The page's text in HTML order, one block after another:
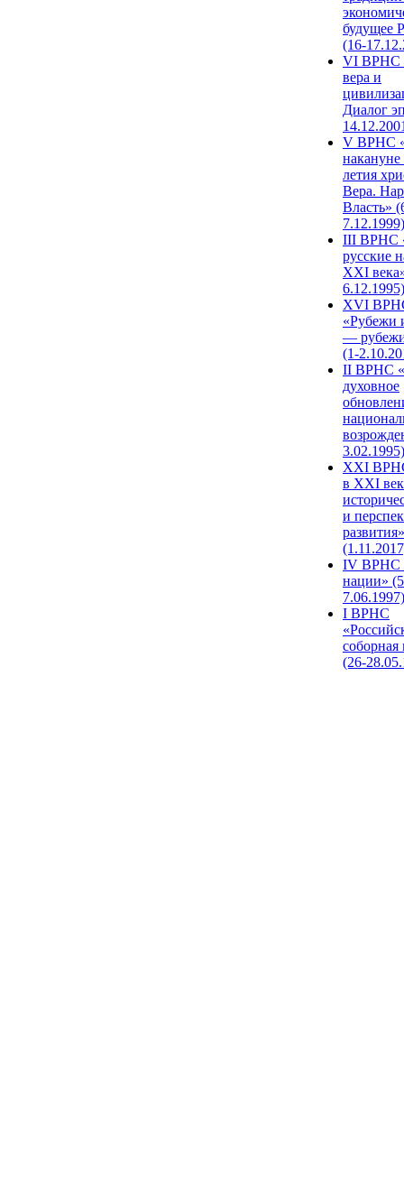
будущее
(16-
VI ВРНС
вера и
Диалог
V ВРНС
накануне
летия
Вера.
Власть»
7.12.1999)
III ВРНС
русские
XXI
6.12.1995)
XVI
«Рубежи
—
(1-
II ВРНС
духовное
3.02.1995)
XХI
в XXI
и
развития»
IV ВРНС
нации»
7.06.1997)
I ВРНС
(26-